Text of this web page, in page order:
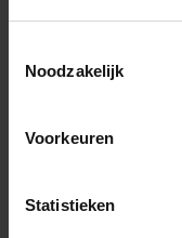
Noodzakelijk
Voorkeuren
Statistieken
Vermogen
Acceleratie (0-
Kleur